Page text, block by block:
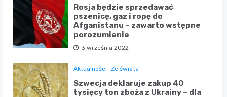
Rosja będzie sprzedawać
pszenicę, gaz i ropę do
Afganistanu – zawarto wstępne
porozumienie
3 września 2022
Aktualności Ze świata
Szwecja deklaruje zakup 40
tysięcy ton zboża z Ukrainy – dla